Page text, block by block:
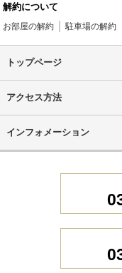
解約について
お部屋の解約 駐車場の解約
トップページ
アクセス方法
インフォメーション